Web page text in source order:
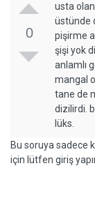
0
usta
üstünde
pişirme
şişi yok
anlamlı
mangal
tane de
dizilirdi.
lüks.
Bu soruya sadece
için lütfen giriş